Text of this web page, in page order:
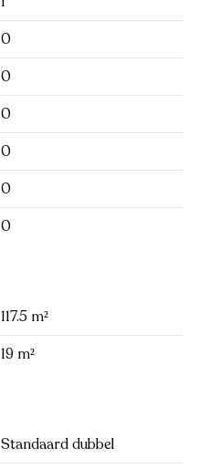
0
0
0
0
0
0
117.5 m²
19 m²
Standaard dubbel